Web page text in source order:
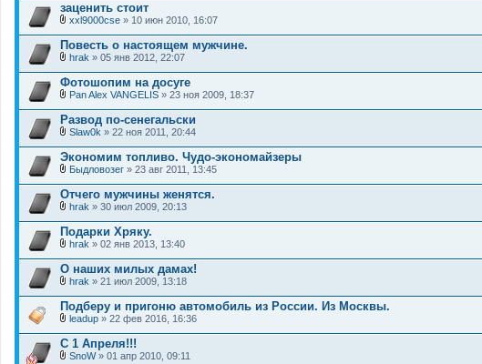
о
ж
е
н
и
заценить стоит
л
о
ж
е
н
и
xxl9000cse » 10 июн 2010, 16:07
Повесть о настоящем мужчине.
л
о
ж
е
н
и
hrak » 05 янв 2012, 22:07
Фотошопим на досуге
л
о
ж
е
н
и
Pan Alex VANGELIS » 23 ноя 2009, 18:37
Развод по-сенегальски
л
о
ж
е
н
и
Slаw0k » 22 ноя 2011, 20:44
Экономим топливо. Чудо-экономайзеры
л
о
ж
е
н
и
Быдловозег » 23 авг 2011, 13:45
Отчего мужчины женятся.
л
о
ж
е
н
и
hrak » 30 июл 2009, 20:13
Подарки Хряку.
л
о
ж
е
н
и
hrak » 02 янв 2013, 13:40
О наших милых дамах!
л
о
ж
е
н
и
hrak » 21 июл 2009, 13:18
Подберу и пригоню автомобиль из России. Из Москвы.
л
о
ж
leadup » 22 фев 2016, 16:36
С 1 Апреля!!!
SnoW» 01 апр 2010, 09:11